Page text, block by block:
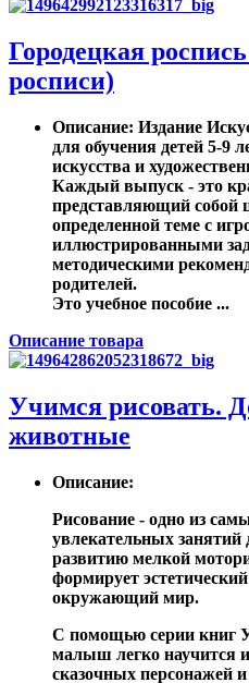
Городецкая
росписи)
Описание: Издание
для обучения детей 5-9
искусства и
Каждый выпуск - это
представляющий собой
определенной теме с
иллюстрированными
методическими
родителей.
Это учебное пособие ...
Описание товара
Учимся рисовать.
животные
Описание:
Рисование - одно из
увлекательных занятий
развитию мелкой
формирует
окружающий мир.
С помощью серии книг
малыш легко научится
сказочных персонажей